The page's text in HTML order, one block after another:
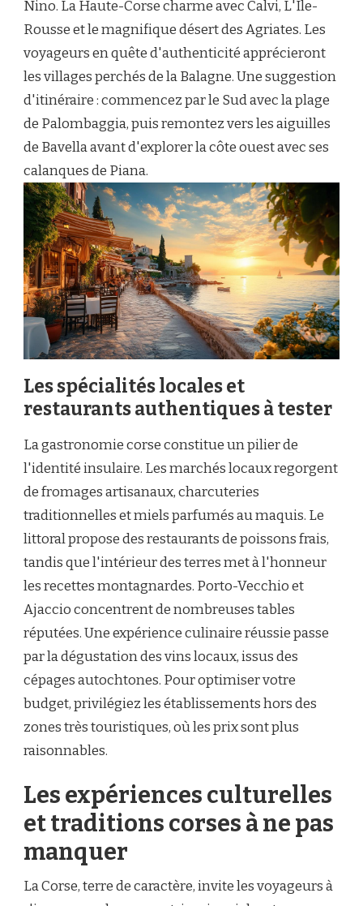
Nino. La Haute-Corse charme avec Calvi, L'Île-
Rousse et le magnifique désert des Agriates. Les
voyageurs en quête d'authenticité apprécieront
les villages perchés de la Balagne. Une suggestion
d'itinéraire : commencez par le Sud avec la plage
de Palombaggia, puis remontez vers les aiguilles
de Bavella avant d'explorer la côte ouest avec ses
calanques de Piana.
Les spécialités locales et
restaurants authentiques à tester
La gastronomie corse constitue un pilier de
l'identité insulaire. Les marchés locaux regorgent
de fromages artisanaux, charcuteries
traditionnelles et miels parfumés au maquis. Le
littoral propose des restaurants de poissons frais,
tandis que l'intérieur des terres met à l'honneur
les recettes montagnardes. Porto-Vecchio et
Ajaccio concentrent de nombreuses tables
réputées. Une expérience culinaire réussie passe
par la dégustation des vins locaux, issus des
cépages autochtones. Pour optimiser votre
budget, privilégiez les établissements hors des
zones très touristiques, où les prix sont plus
raisonnables.
Les expériences culturelles
et traditions corses à ne pas
manquer
La Corse, terre de caractère, invite les voyageurs à